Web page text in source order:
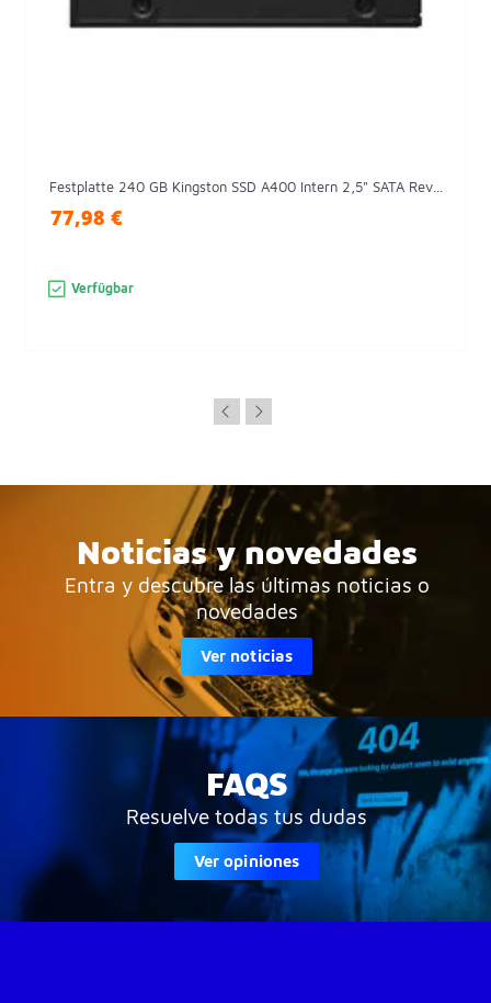
Festplatte 240 GB Kingston SSD A400 Intern 2,5" SATA Rev...
77,98 €
Verfügbar
Noticias y novedades
Entra y descubre las últimas noticias o
novedades
Ver noticias
FAQS
Resuelve todas tus dudas
Ver opiniones